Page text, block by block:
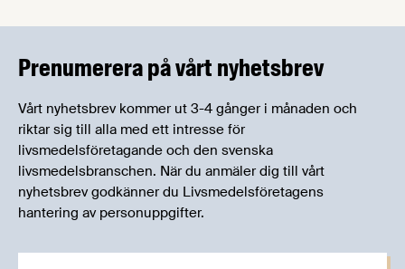
Prenumerera på vårt nyhetsbrev
Vårt nyhetsbrev kommer ut 3-4 gånger i månaden och
riktar sig till alla med ett intresse för
livsmedelsföretagande och den svenska
livsmedelsbranschen. När du anmäler dig till vårt
nyhetsbrev godkänner du Livsmedelsföretagens
hantering av personuppgifter.